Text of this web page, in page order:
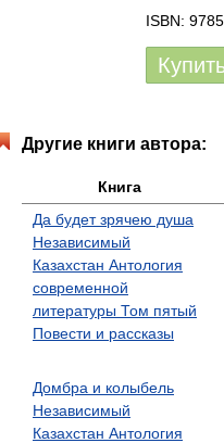
ISBN:
Другие книги автора:
Книга
Да будет зрячею душа
Независимый
Казахстан Антология
современной
литературы Том пятый
Повести и рассказы
Домбра и колыбель
Независимый
Казахстан Антология